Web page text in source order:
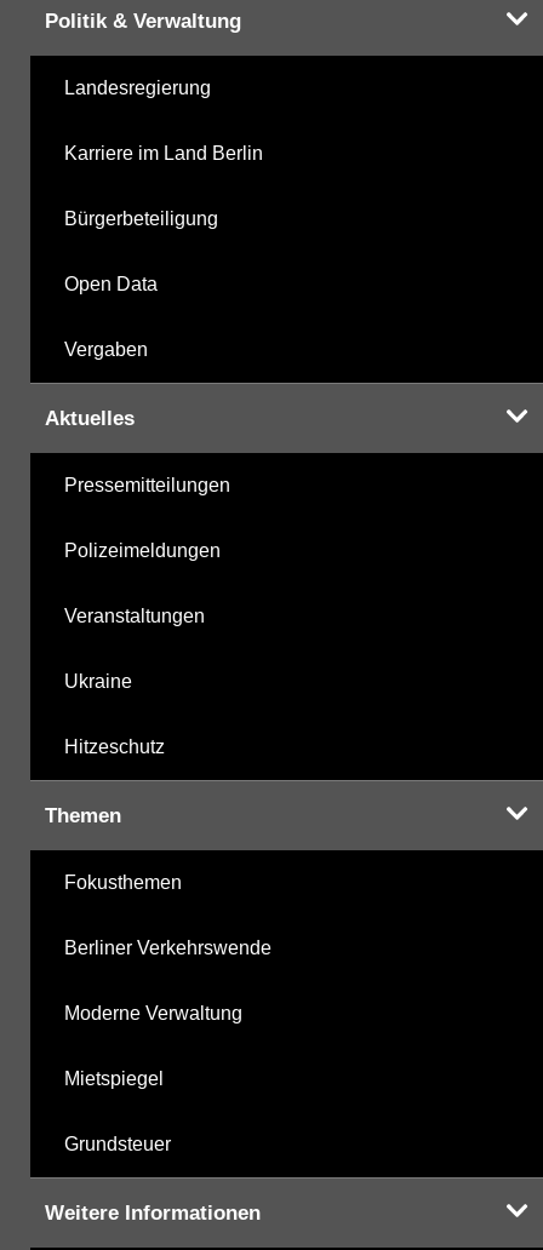
Politik & Verwaltung
Landesregierung
Karriere im Land Berlin
Bürgerbeteiligung
Open Data
Vergaben
Aktuelles
Pressemitteilungen
Polizeimeldungen
Veranstaltungen
Ukraine
Hitzeschutz
Themen
Fokusthemen
Berliner Verkehrswende
Moderne Verwaltung
Mietspiegel
Grundsteuer
Weitere Informationen